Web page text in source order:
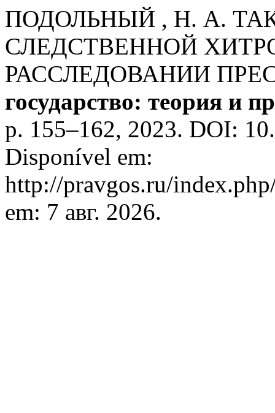
ПОДОЛЬНЫЙ , Н. А.
СЛЕДСТВЕННОЙ
РАССЛЕДОВАНИИ
государство: теория и
p. 155–162, 2023. DOI:
Disponível em:
http://pravgos.ru/
em: 7 авг. 2026.